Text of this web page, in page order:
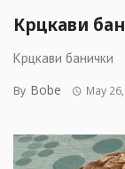
Крцкави
Крцкави банички
By Bobe May